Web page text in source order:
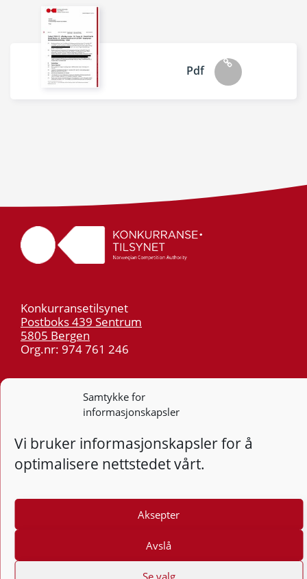
Samtykke for
informasjonskapsler
Vi bruker informasjonskapsler for å
optimalisere nettstedet vårt.
Aksepter
Avslå
Se valg
Pdf
Konkurransetilsynet
Postboks 439 Sentrum
5805 Bergen
Org.nr: 974 761 246
post@kt.no